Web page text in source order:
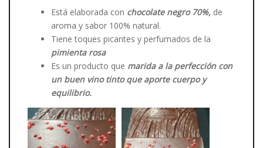
Está elaborada con chocolate negro 70%, de
aroma y sabor 100% natural.
Tiene toques picantes y perfumados de la
pimienta rosa
Es un producto que marida a la perfección con
un buen vino tinto que aporte cuerpo y
equilibrio.